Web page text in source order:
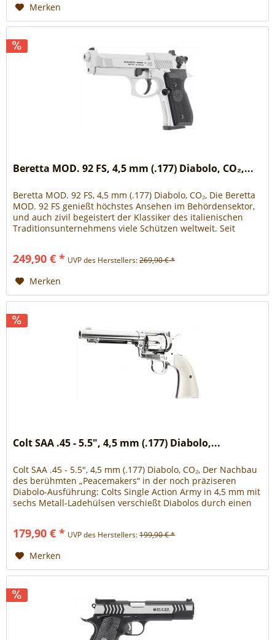
Merken
Beretta MOD. 92 FS, 4,5 mm (.177) Diabolo, CO₂,...
Beretta MOD. 92 FS, 4,5 mm (.177) Diabolo, CO₂, Die Beretta
MOD. 92 FS genießt höchstes Ansehen im Behördensektor,
und auch zivil begeistert der Klassiker des italienischen
Traditionsunternehmens viele Schützen weltweit. Seit
249,90 € * UVP des Herstellers:269,90 € *
Merken
Colt SAA .45 - 5.5", 4,5 mm (.177) Diabolo,...
Colt SAA .45 - 5.5", 4,5 mm (.177) Diabolo, CO₂, Der Nachbau
des berühmten „Peacemakers“ in der noch präziseren
Diabolo-Ausführung: Colts Single Action Army in 4,5 mm mit
sechs Metall-Ladehülsen verschießt Diabolos durch einen
179,90 € * UVP des Herstellers:199,90 € *
Merken